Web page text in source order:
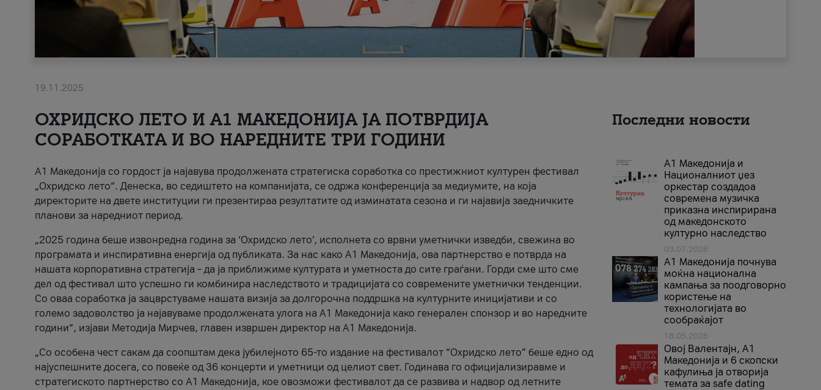
19.11.2025
ОХРИДСКО ЛЕТО И A1 МАКЕДОНИЈА ЈА ПОТВРДИЈА
СОРАБОТКАТА И ВО НАРЕДНИТЕ ТРИ ГОДИНИ
A1 Македонија со гордост ја најавува продолжената стратегиска соработка со престижниот културен фестивал
„Охридско лето“. Денеска, во седиштето на компанијата, се одржа конференција за медиумите, на која
директорите на двете институции ги презентираа резултатите од изминатата сезона и ги најавија заедничките
планови за наредниот период.
„2025 година беше извонредна година за ‘Охридско лето’, исполнета со врвни уметнички изведби, свежина во
програмата и инспиративна енергија од публиката. За нас како A1 Македонија, ова партнерство е потврда на
нашата корпоративна стратегија – да ја приближиме културата и уметноста до сите граѓани. Горди сме што сме
дел од фестивал што успешно ги комбинира наследството и традицијата со современите уметнички тенденции.
Со оваа соработка ја зацврстуваме нашата визија за долгорочна поддршка на културните иницијативи и со
големо задоволство ја најавуваме продолжената улога на A1 Македонија како генерален спонзор и во наредните
години“, изјави Методија Мирчев, главен извршен директор на A1 Македонија.
„Со особена чест сакам да соопштам дека јубилејното 65-то издание на фестивалот “Охридско лето” беше едно од
најуспешните досега, со повеќе од 36 концерти и уметници од целиот свет. Годинава го официјализиравме и
стратегиското партнерство со А1 Македонија, кое овозможи фестивалот да се развива и надвор од летните
Последни новости
А1 Македонија и
Националниот џез
оркестар создадоа
современа музичка
приказна инспирирана
од македонското
културно наследство
03.07.2026
A1 Македонија почнува
моќна национална
кампања за поодговорно
користење на
технологијата во
сообраќајот
18.05.2026
Овој Валентајн, A1
Македонија и 6 скопски
кафулиња ја отворија
темата за safe dating